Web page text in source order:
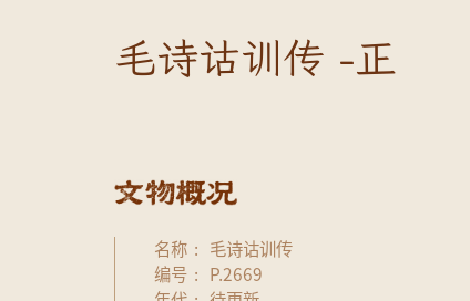
毛诗诂训传 -正
名称
毛诗诂训传
编号
P.2669